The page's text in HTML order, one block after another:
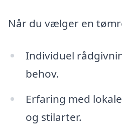
Når du vælger en
Individuel
behov.
Erfaring med
og stilarter.